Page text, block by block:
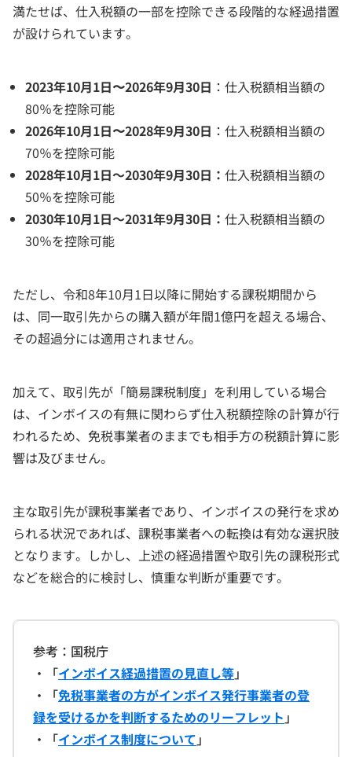
満たせば、仕入税額の一部を控除できる段階的な経過措置
が設けられています。
2023年10月1日〜2026年9月30日 ：仕入税額相当額の
80％を控除可能
2026年10月1日〜2028年9月30日 ：仕入税額相当額の
70％を控除可能
2028年10月1日～2030年9月30日： 仕入税額相当額の
50％を控除可能
2030年10月1日～2031年9月30日： 仕入税額相当額の
30％を控除可能
ただし、令和8年10月1日以降に開始する課税期間から
は、同一取引先からの購入額が年間1億円を超える場合、
その超過分には適用されません。
加えて、取引先が「簡易課税制度」を利用している場合
は、インボイスの有無に関わらず仕入税額控除の計算が行
われるため、免税事業者のままでも相手方の税額計算に影
響は及びません。
主な取引先が課税事業者であり、インボイスの発行を求め
られる状況であれば、課税事業者への転換は有効な選択肢
となります。しかし、上述の経過措置や取引先の課税形式
などを総合的に検討し、慎重な判断が重要です。
参考：国税庁
・「インボイス経過措置の見直し等」
・「免税事業者の方がインボイス発行事業者の登
録を受けるかを判断するためのリーフレット 」
・「インボイス制度について 」